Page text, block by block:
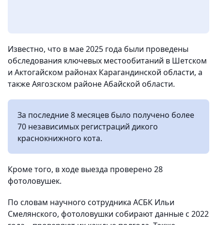
Известно, что в мае 2025 года были проведены
обследования ключевых местообитаний в Шетском
и Актогайском районах Карагандинской области, а
также Аягозском районе Абайской области.
За последние 8 месяцев было получено более
70 независимых регистраций дикого
краснокнижного кота.
Кроме того, в ходе выезда проверено 28
фотоловушек.
По словам научного сотрудника АСБК Ильи
Смелянского, фотоловушки собирают данные с 2022